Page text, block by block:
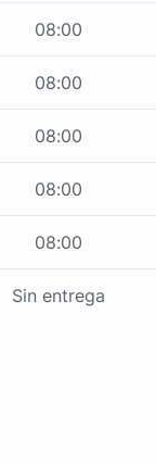
08:00
08:00
08:00
08:00
08:00
Sin entrega